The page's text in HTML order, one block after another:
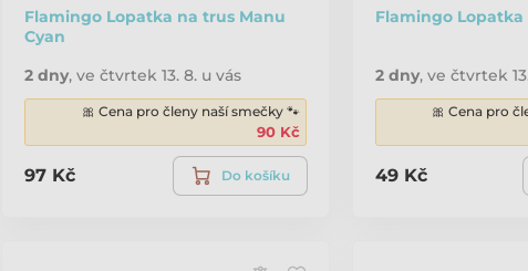
Flamingo Lopatka na trus Manu
Cyan
2 dny, ve čtvrtek 13. 8. u vás
🎀 Cena pro členy naší smečky 🐾
90 Kč
97 Kč Do košíku
Flamingo Lopatka
2 dny, ve čtvrtek
🎀 Cena pro
49 Kč